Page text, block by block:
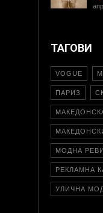
ТАГОВИ
VOGUE
ПАРИЗ
МОДНА
РЕКЛАМНА
УЛИЧНА